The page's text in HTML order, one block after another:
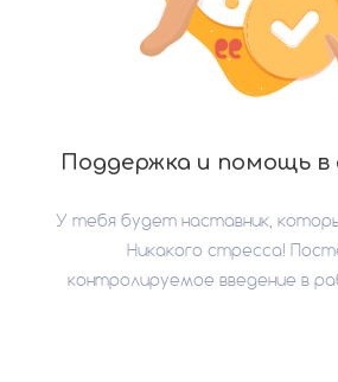
Поддержка и помощь в
У тебя будет наставник,
Никакого стресса!
контролируемое введение в